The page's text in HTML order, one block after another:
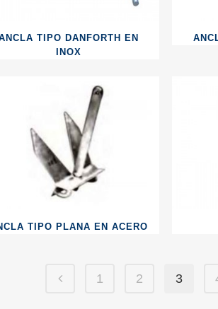
TIPO DANFORTH EN
INOX
TIPO PLANA EN ACERO
1 2 3